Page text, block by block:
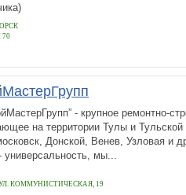
- крупное ремонтно-
на территории Тулы и Тульской
Донской, Венев, Узловая и
универсальность, мы...
КОММУНИСТИЧЕСКАЯ, 19